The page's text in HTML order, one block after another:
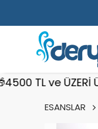
TL ve ÜZERİ
ESANSLAR